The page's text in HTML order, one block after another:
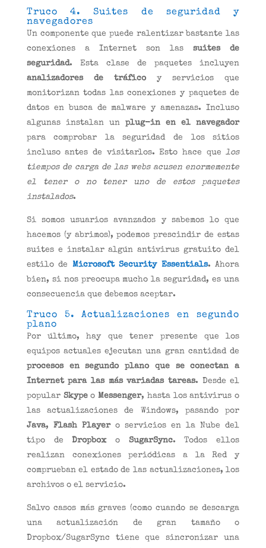
Truco 4. Suites de seguridad y
navegadores
Un componente que puede ralentizar bastante las
conexiones a Internet son lassuites de
seguridad. Esta clase de paquetes incluyen
analizadores de tráficoy servicios que
monitorizan todas las conexiones y paquetes de
datos en busca de malware y amenazas. Incluso
algunas instalan un plug-in en el navegador
para comprobar la seguridad de los sitios
incluso antes de visitarlos. Esto hace quelos
tiempos de carga de las webs acusen enormemente
el tener o no tener uno de estos paquetes
instalados.
Si somos usuarios avanzados y sabemos lo que
hacemos (y abrimos), podemos prescindir de estas
suites e instalar algún antivirus gratuito del
estilo de Microsoft Security Essentials. Ahora
bien, si nos preocupa mucho la seguridad, es una
consecuencia que debemos aceptar.
Truco 5. Actualizaciones en segundo
plano
Por último, hay que tener presente que los
equipos actuales ejecutan una gran cantidad de
procesos en segundo plano que se conectan a
Internet para las más variadas tareas. Desde el
popular SkypeoMessenger, hasta los antivirus o
las actualizaciones de Windows, pasando por
Java, Flash Playero servicios en la Nube del
tipo de Dropboxo SugarSync. Todos ellos
realizan conexiones periódicas a la Red y
comprueban el estado de las actualizaciones, los
archivos o el servicio.
Salvo casos más graves (como cuando se descarga
una actualización de gran tamaño o
Dropbox/SugarSync tiene que sincronizar una